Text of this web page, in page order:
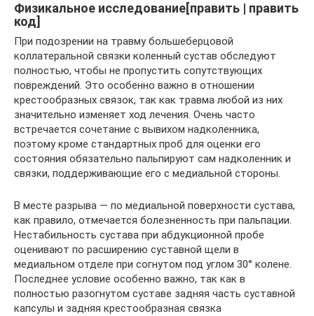
Физикальное исследование[править | править
код]
При подозрении на травму большеберцовой
коллатеральной связки коленный сустав обследуют
полностью, чтобы не пропустить сопутствующих
повреждений. Это особенно важно в отношении
крестообразных связок, так как травма любой из них
значительно изменяет ход лечения. Очень часто
встречается сочетание с вывихом надколенника,
поэтому кроме стандартных проб для оценки его
состояния обязательно пальпируют сам надколенник и
связки, поддерживающие его с медиальной стороны.
В месте разрыва — по медиальной поверхности сустава,
как правило, отмечается болезненность при пальпации.
Нестабильность сустава при абдукционной пробе
оценивают по расширению суставной щели в
медиальном отделе при согнутом под углом 30° колене.
Последнее условие особенно важно, так как в
полностью разогнутом суставе задняя часть суставной
капсулы и задняя крестообразная связка